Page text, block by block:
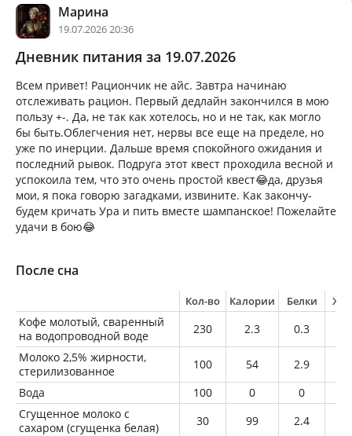
Марина
19.07.2026 20:36
Дневник питания за 19.07.2026
Всем привет! Рациончик не айс. Завтра начинаю
отслеживать рацион. Первый дедлайн закончился в мою
пользу +-. Да, не так как хотелось, но и не так, как могло
бы быть.Облегчения нет, нервы все еще на пределе, но
уже по инерции. Дальше время спокойного ожидания и
последний рывок. Подруга этот квест проходила весной и
успокоила тем, что это очень простой квест😂да, друзья
мои, я пока говорю загадками, извините. Как закончу-
будем кричать Ура и пить вместе шампанское! Пожелайте
удачи в бою😂
После сна
Кол-во Калории Белки
Кофе молотый, сваренный
на водопроводной воде
230 2.3 0.3
Молоко 2,5% жирности,
стерилизованное
100 54 2.9
Вода
100 0 0
Сгущенное молоко с
сахаром (сгущенка белая)
30 99 2.4